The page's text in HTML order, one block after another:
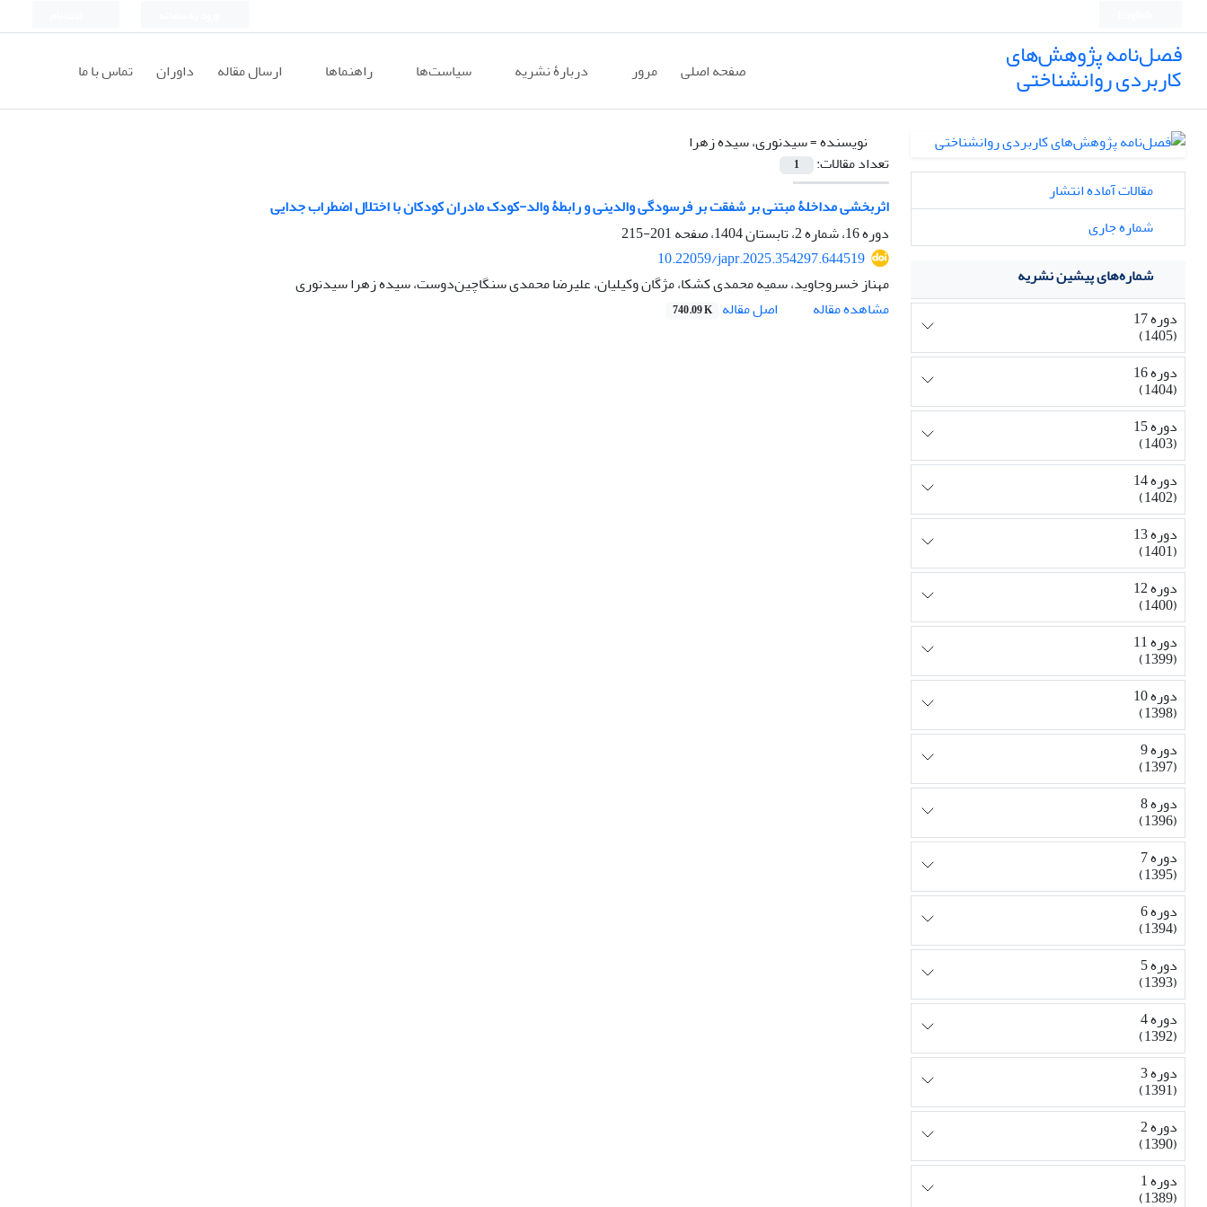
فصل‌نامه پژوهش‌های
کاربردی روانشناختی صفحه اصلی مرور دربارۀ نشریه سیاست‌ها راهنماها ارسال مقاله داوران تماس با ما
نویسنده =سیدنوری، سیده زهرا
تعداد مقالات:
1
اثربخشی مداخلۀ مبتنی بر شفقت بر فرسودگی والدینی و رابطۀ والد-کودک مادران کودکان با اختلال اضطراب جدایی
دوره 16، شماره 2، تابستان 1404، صفحه
201-215
10.22059/japr.2025.354297.644519
مهناز خسروجاوید، سمیه محمدی کشکا، مژگان وکیلیان، علیرضا محمدی ‌سنگاچین‌‌دوست، سیده زهرا سیدنوری
مشاهده مقاله
اصل مقاله 740.09 K
مقالات آماده انتشار
شماره جاری
شماره‌های پیشین نشریه
دوره 17
(1405)
دوره 16
(1404)
دوره 15
(1403)
دوره 14
(1402)
دوره 13
(1401)
دوره 12
(1400)
دوره 11
(1399)
دوره 10
(1398)
دوره 9
(1397)
دوره 8
(1396)
دوره 7
(1395)
دوره 6
(1394)
دوره 5
(1393)
دوره 4
(1392)
دوره 3
(1391)
دوره 2
(1390)
دوره 1
(1389)